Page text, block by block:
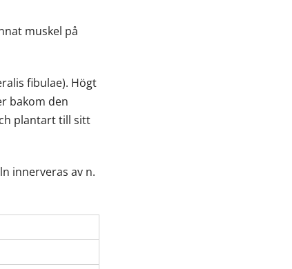
muskel på
fibulae). Högt
bakom den
plantart till sitt
innerveras av n.